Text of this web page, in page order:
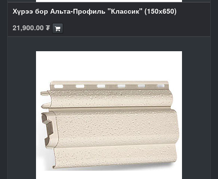
Хүрээ бор Альта-Профиль "Классик" (150х650)
21,900.00 ₮